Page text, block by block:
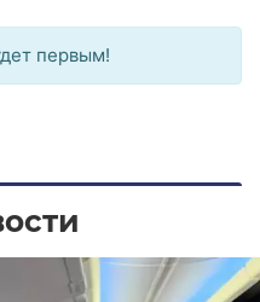
первым!